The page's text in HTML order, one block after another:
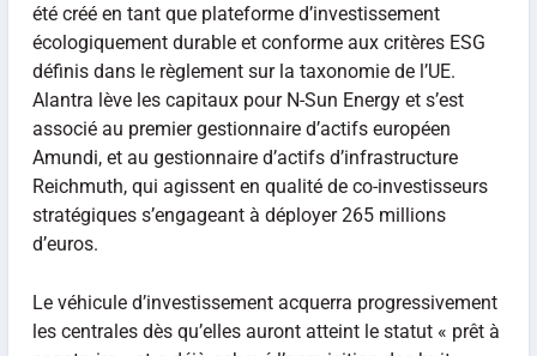
été créé en tant que plateforme d’investissement
écologiquement durable et conforme aux critères ESG
définis dans le règlement sur la taxonomie de l’UE.
Alantra lève les capitaux pour N-Sun Energy et s’est
associé au premier gestionnaire d’actifs européen
Amundi, et au gestionnaire d’actifs d’infrastructure
Reichmuth, qui agissent en qualité de co-investisseurs
stratégiques s’engageant à déployer 265 millions
d’euros.
Le véhicule d’investissement acquerra progressivement
les centrales dès qu’elles auront atteint le statut « prêt à